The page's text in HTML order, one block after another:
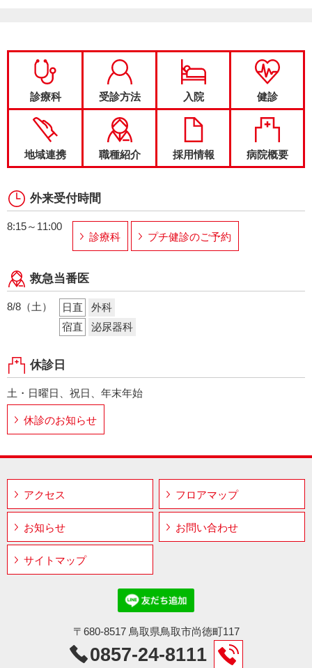
診療科 受診方法 入院 健診
地域連携 職種紹介 採用情報 病院概要
外来受付時間
8:15～11:00
診療科
プチ健診のご予約
救急当番医
8/8（土） 日直
外科
宿直
泌尿器科
休診日
土・日曜日、祝日、年末年始
休診のお知らせ
アクセス フロアマップ
お知らせ お問い合わせ
サイトマップ
〒680-8517 鳥取県鳥取市尚徳町117
0857-24-8111